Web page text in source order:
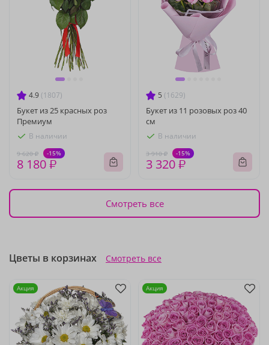
4.9 (1807)
Букет из 25 красных роз
Премиум
В наличии
9 620 ₽ -15%
8 180 ₽
5 (1629)
Букет из 11 розовых роз 40
см
В наличии
3 910 ₽ -15%
3 320 ₽
Смотреть все
Цветы в корзинах Смотреть все
Акция Акция